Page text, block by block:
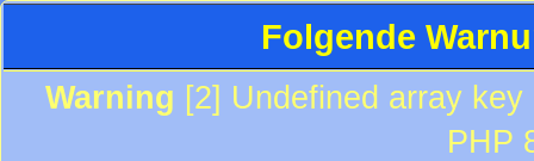
Folgende
Warning [2] Undefined array
PHP